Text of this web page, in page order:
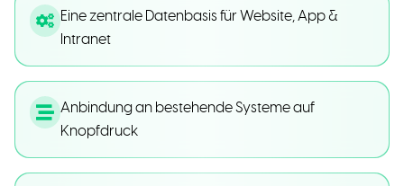
Eine zentrale Datenbasis für Website, App &
Intranet
Anbindung an bestehende Systeme auf
Knopfdruck